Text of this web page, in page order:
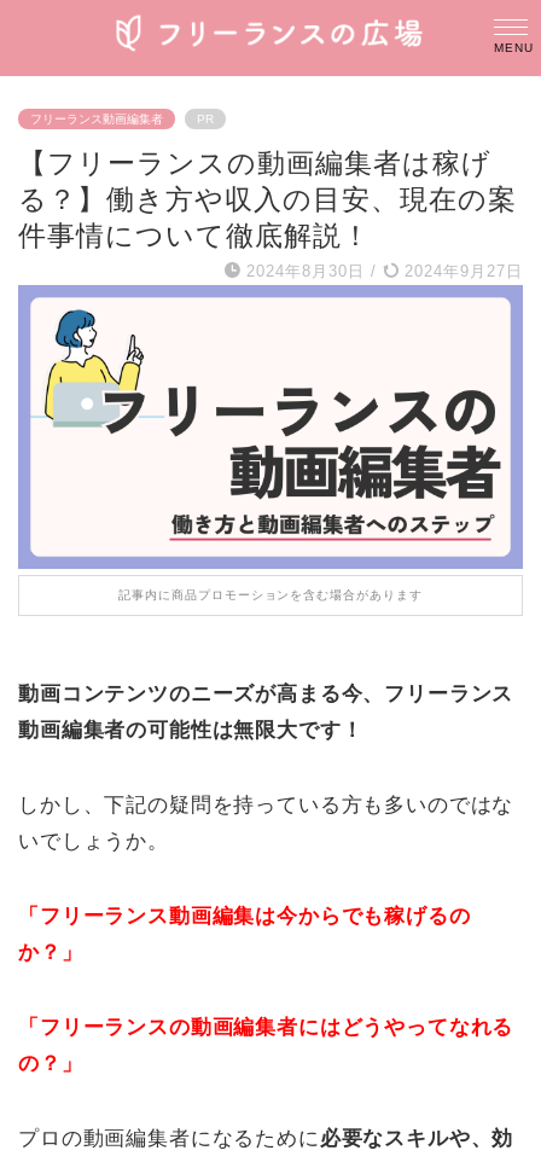
フリーランス動画編集者 PR
【フリーランスの動画編集者は稼げ
る？】働き方や収入の目安、現在の案
件事情について徹底解説！
2024年8月30日 / 2024年9月27日
記事内に商品プロモーションを含む場合があります
動画コンテンツのニーズが高まる今、フリーランス
動画編集者の可能性は無限大です！
しかし、下記の疑問を持っている方も多いのではな
いでしょうか。
「フリーランス動画編集は今からでも稼げるの
か？」
「フリーランスの動画編集者にはどうやってなれる
の？」
プロの動画編集者になるために必要なスキルや、効